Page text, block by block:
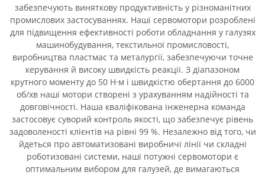
забезпечують виняткову продуктивність у різноманітних
промислових застосуваннях. Наші сервомотори розроблені
для підвищення ефективності роботи обладнання у галузях
машинобудування, текстильної промисловості,
виробництва пластмас та металургії, забезпечуючи точне
керування й високу швидкість реакції. З діапазоном
крутного моменту до 50 Н·м і швидкістю обертання до 6000
об/хв наші мотори створені з урахуванням надійності та
довговічності. Наша кваліфікована інженерна команда
застосовує суворий контроль якості, що забезпечує рівень
задоволеності клієнтів на рівні 99 %. Незалежно від того, чи
йдеться про автоматизовані виробничі лінії чи складні
роботизовані системи, наші потужні сервомотори є
оптимальним вибором для галузей, де вимагаються